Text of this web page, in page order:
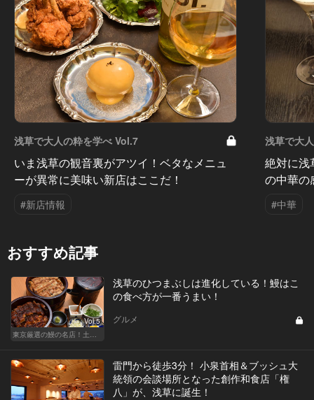
浅草で大人の粋を学べ Vol.7
いま浅草の観音裏がアツイ！ベタなメニュ
ーが異常に美味い新店はここだ！
#新店情報
浅草で大
絶対に浅
の中華の
#中華
おすすめ記事
Vol.5
東京厳選の鰻の名店！土用の丑の日じゃなくても行きたい
浅草のひつまぶしは進化している！鰻はこ
の食べ方が一番うまい！
グルメ
雷門から徒歩3分！ 小泉首相＆ブッシュ大
統領の会談場所となった創作和食店「権
八」が、浅草に誕生！